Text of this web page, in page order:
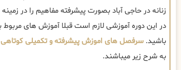
زنانه در حاجی آباد بصورت پیشرفته مفاهیم را در
در این دوره آموزشی لازم است قبلا آموزش های
باشید. سرفصل های اموزش پیشرفته و تکمیلی کوتاهی
به شرح زیر میباشند.